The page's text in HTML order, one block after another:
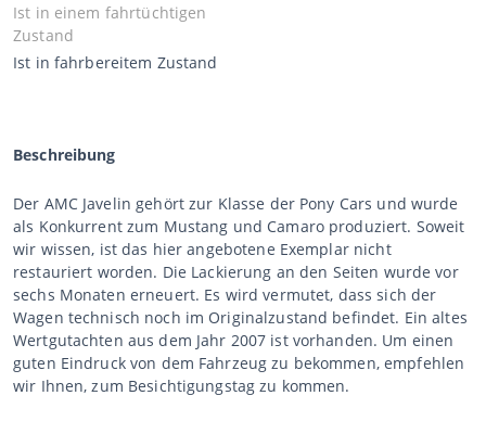
Ist in einem fahrtüchtigen
Zustand
Ist in fahrbereitem Zustand
Beschreibung
Der AMC Javelin gehört zur Klasse der Pony Cars und wurde
als Konkurrent zum Mustang und Camaro produziert. Soweit
wir wissen, ist das hier angebotene Exemplar nicht
restauriert worden. Die Lackierung an den Seiten wurde vor
sechs Monaten erneuert. Es wird vermutet, dass sich der
Wagen technisch noch im Originalzustand befindet. Ein altes
Wertgutachten aus dem Jahr 2007 ist vorhanden. Um einen
guten Eindruck von dem Fahrzeug zu bekommen, empfehlen
wir Ihnen, zum Besichtigungstag zu kommen.